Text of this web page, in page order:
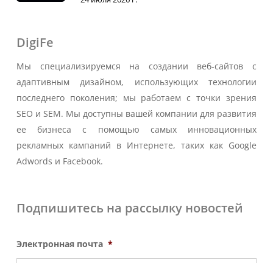
DigiFe
Мы специализируемся на создании веб-сайтов с
адаптивным дизайном, использующих технологии
последнего поколения; мы работаем с точки зрения
SEO и SEM. Мы доступны вашей компании для развития
ее бизнеса с помощью самых инновационных
рекламных кампаний в Интернете, таких как Google
Adwords и Facebook.
Подпишитесь на рассылку новостей
Электронная почта *